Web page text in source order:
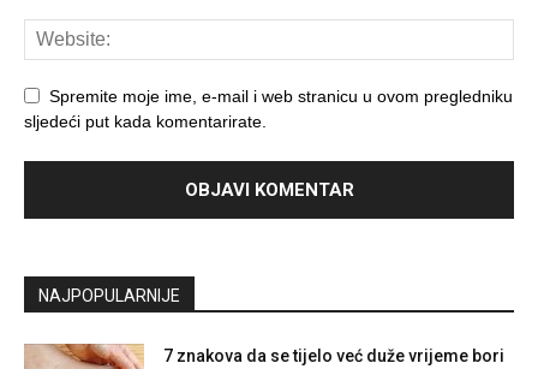
Spremite moje ime, e-mail i web stranicu u ovom pregledniku
sljedeći put kada komentarirate.
NAJPOPULARNIJE
7 znakova da se tijelo već duže vrijeme bori